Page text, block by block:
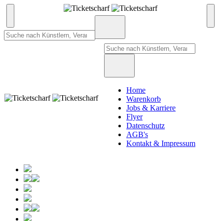
Home
Warenkorb
Jobs & Karriere
Flyer
Datenschutz
AGB's
Kontakt & Impressum